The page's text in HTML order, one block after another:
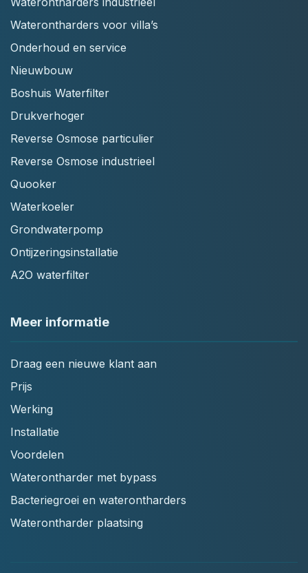
Waterontharders voor villa’s
Onderhoud en service
Nieuwbouw
Boshuis Waterfilter
Drukverhoger
Reverse Osmose particulier
Reverse Osmose industrieel
Quooker
Waterkoeler
Grondwaterpomp
Ontijzeringsinstallatie
A2O waterfilter
Meer informatie
Draag een nieuwe klant aan
Prijs
Werking
Installatie
Voordelen
Waterontharder met bypass
Bacteriegroei en waterontharders
Waterontharder plaatsing